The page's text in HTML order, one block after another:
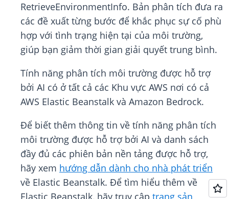
RetrieveEnvironmentInfo. Bản phân tích đưa ra
các đề xuất từng bước để khắc phục sự cố phù
hợp với tình trạng hiện tại của môi trường,
giúp bạn giảm thời gian giải quyết trung bình.
Tính năng phân tích môi trường được hỗ trợ
bởi AI có ở tất cả các Khu vực AWS nơi có cả
AWS Elastic Beanstalk và Amazon Bedrock.
Để biết thêm thông tin về tính năng phân tích
môi trường được hỗ trợ bởi AI và danh sách
đầy đủ các phiên bản nền tảng được hỗ trợ,
hãy xem hướng dẫn dành cho nhà phát triển
về Elastic Beanstalk. Để tìm hiểu thêm về